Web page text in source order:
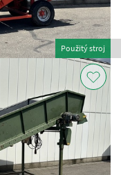
Použitý stroj